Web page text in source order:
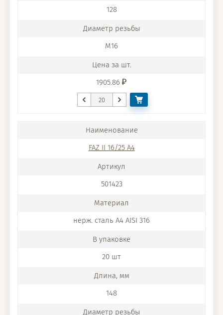
128
M16
1905.86
FAZ II 16/25 A4
501423
нерж. сталь A4 AISI 316
20 шт
148